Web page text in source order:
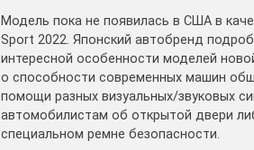
Модель пока не появилась в США в
Sport 2022. Японский автобренд
интересной особенности моделей
о способности современных машин
помощи разных визуальных/звуковых
автомобилистам об открытой двери
специальном ремне безопасности.